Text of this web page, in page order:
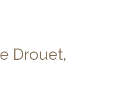
Drouet,